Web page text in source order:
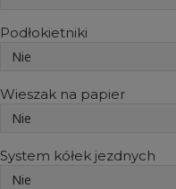
Podłokietniki
Nie
Wieszak na papier
Nie
System kółek jezdnych
Nie